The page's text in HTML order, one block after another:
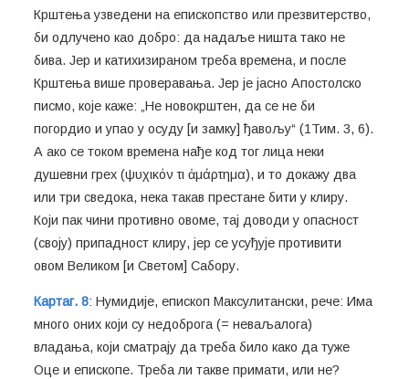
Крштења узведени на епископство или презвитерство,
би одлучено као добро: да надаље ништа тако не
бива. Јер и катихизираном треба времена, и после
Крштења више проверавања. Јер је јасно Апостолско
писмо, које каже: „Не новокрштен, да се не би
погордио и упао у осуду [и замку] ђавољу“ (1Тим. 3, 6).
А ако се током времена нађе код тог лица неки
душевни грех (ψυχικόν τι ἀμάρτημα), и то докажу два
или три сведока, нека такав престане бити у клиру.
Који пак чини противно овоме, тај доводи у опасност
(своју) припадност клиру, јер се усуђује противити
овом Великом [и Светом] Сабору.
Картаг. 8: Нумидије, епископ Максулитански, рече: Има
много оних који су недоброга (= неваљалога)
владања, који сматрају да треба било како да туже
Оце и епископе. Треба ли такве примати, или не?